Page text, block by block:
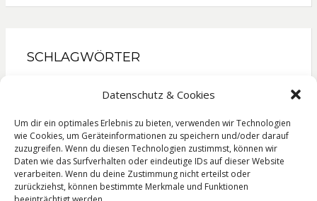
Datenschutz & Cookies
Um dir ein optimales Erlebnis zu bieten, verwenden wir Technologien
wie Cookies, um Geräteinformationen zu speichern und/oder darauf
zuzugreifen. Wenn du diesen Technologien zustimmst, können wir
Daten wie das Surfverhalten oder eindeutige IDs auf dieser Website
verarbeiten. Wenn du deine Zustimmung nicht erteilst oder
zurückziehst, können bestimmte Merkmale und Funktionen
SCHLAGWÖRTER
Gesellschaftsroman Kinderbuch
Kochbuch
Roman
Sachbuch Thriller
Impressum